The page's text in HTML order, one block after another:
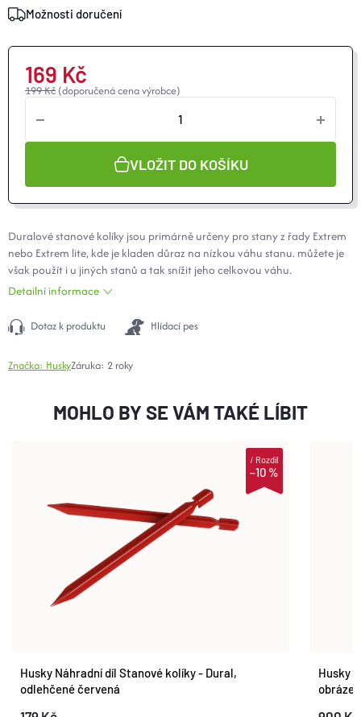
O nás
Moje objednávka
Možnosti doručení
199 Kč (doporučená cena výrobce)
169 Kč
VLOŽIT DO KOŠÍKU
Duralové stanové kolíky jsou primárně určeny pro stany z řady Extrem
nebo Extrem lite, kde je kladen důraz na nízkou váhu stanu. můžete je
však použít i u jiných stanů a tak snížit jeho celkovou váhu.
Detailní informace
Dotaz k produktu Hlídací pes
Značka: HuskyZáruka: 2 roky
MOHLO BY SE VÁM TAKÉ LÍBIT
–10 %
iRozdíl
Husky Náhradní díl Stanové kolíky - Dural,
odlehčené červená
Husky
obrázek